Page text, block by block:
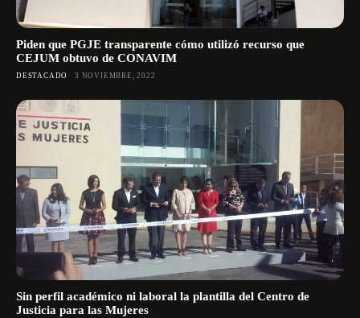
Piden que PGJE transparente cómo utilizó recurso que
CEJUM obtuvo de CONAVIM
DESTACADO 3 NOVIEMBRE, 2022
Sin perfil académico ni laboral la plantilla del Centro de
Justicia para las Mujeres